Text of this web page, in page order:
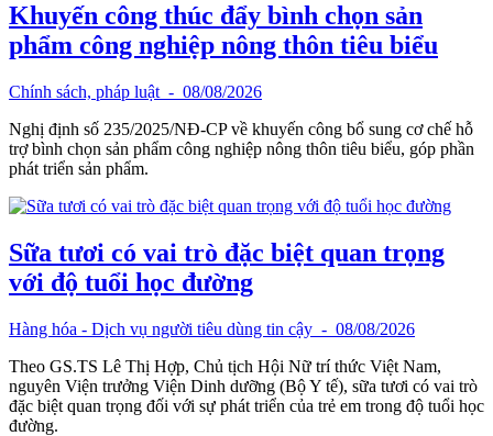
Khuyến công thúc đẩy bình chọn sản
phẩm công nghiệp nông thôn tiêu biểu
Chính sách, pháp luật - 08/08/2026
Nghị định số 235/2025/NĐ-CP về khuyến công bổ sung cơ chế hỗ
trợ bình chọn sản phẩm công nghiệp nông thôn tiêu biểu, góp phần
phát triển sản phẩm.
Sữa tươi có vai trò đặc biệt quan trọng
với độ tuổi học đường
Hàng hóa - Dịch vụ người tiêu dùng tin cậy - 08/08/2026
Theo GS.TS Lê Thị Hợp, Chủ tịch Hội Nữ trí thức Việt Nam,
nguyên Viện trưởng Viện Dinh dưỡng (Bộ Y tế), sữa tươi có vai trò
đặc biệt quan trọng đối với sự phát triển của trẻ em trong độ tuổi học
đường.